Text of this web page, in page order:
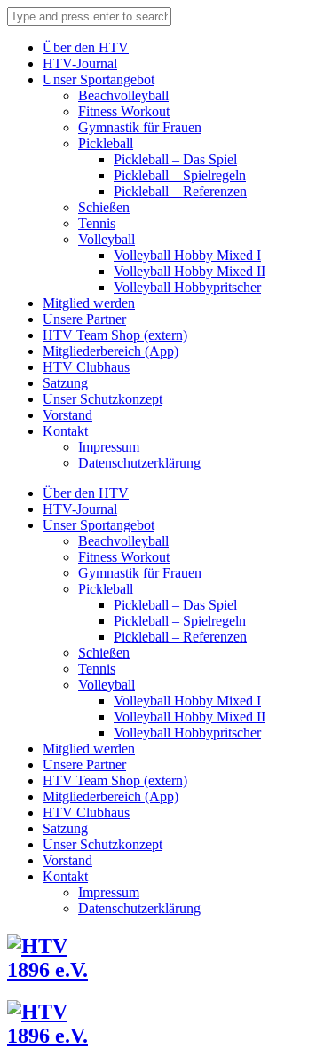
Über den HTV
HTV-Journal
Unser Sportangebot
Beachvolleyball
Fitness Workout
Gymnastik für Frauen
Pickleball
Pickleball – Das Spiel
Pickleball – Spielregeln
Pickleball – Referenzen
Schießen
Tennis
Volleyball
Volleyball Hobby Mixed I
Volleyball Hobby Mixed II
Volleyball Hobbypritscher
Mitglied werden
Unsere Partner
HTV Team Shop (extern)
Mitgliederbereich (App)
HTV Clubhaus
Satzung
Unser Schutzkonzept
Vorstand
Kontakt
Impressum
Datenschutzerklärung
Über den HTV
HTV-Journal
Unser Sportangebot
Beachvolleyball
Fitness Workout
Gymnastik für Frauen
Pickleball
Pickleball – Das Spiel
Pickleball – Spielregeln
Pickleball – Referenzen
Schießen
Tennis
Volleyball
Volleyball Hobby Mixed I
Volleyball Hobby Mixed II
Volleyball Hobbypritscher
Mitglied werden
Unsere Partner
HTV Team Shop (extern)
Mitgliederbereich (App)
HTV Clubhaus
Satzung
Unser Schutzkonzept
Vorstand
Kontakt
Impressum
Datenschutzerklärung